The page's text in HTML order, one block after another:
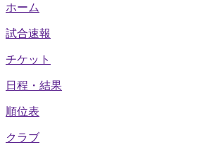
ホーム
試合速報
チケット
日程・結果
順位表
クラブ